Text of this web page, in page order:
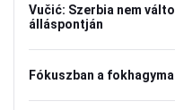
Vučić: Szerbia nem
álláspontján
Fókuszban a fokhagyma